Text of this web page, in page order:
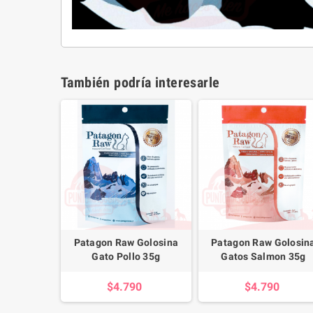
También podría interesarle
Patagon Raw Golosina
Gato Pollo 35g
$4.790
Patagon Raw
Gatos Salmon 35g
$4.790